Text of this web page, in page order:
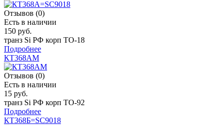
Отзывов (0)
Есть в наличии
150 руб.
транз Si РФ корп ТО-18
Подробнее
КТ368АМ
Отзывов (0)
Есть в наличии
15 руб.
транз Si РФ корп TO-92
Подробнее
КТ368Б=SC9018